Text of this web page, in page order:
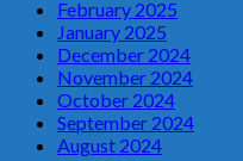
February 2025
January 2025
December 2024
November 2024
October 2024
September 2024
August 2024